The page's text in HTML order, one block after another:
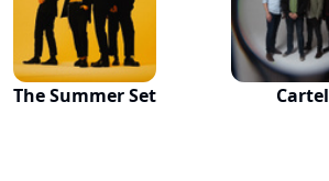
The Summer Set Cartel